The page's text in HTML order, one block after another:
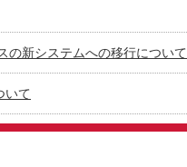
の新システムへの移行について
いて